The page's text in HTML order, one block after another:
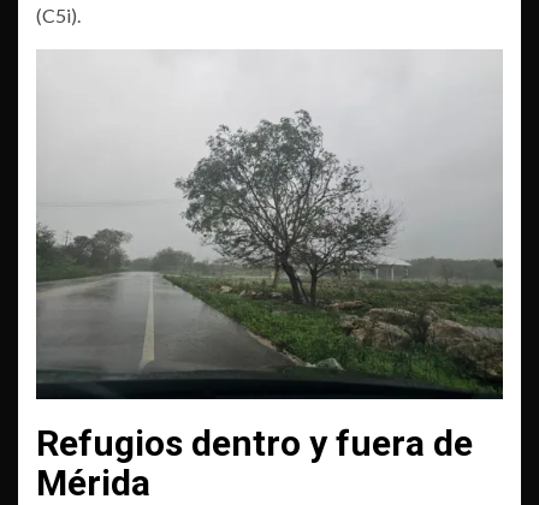
(C5i).
Refugios dentro y fuera de
Mérida